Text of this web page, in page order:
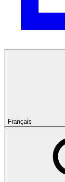
Français